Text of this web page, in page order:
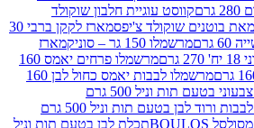
עוגיית חלבון שוקולד
שוקולד צ'יפס
מארז לקקן ברבי 30
150 גר – סוניק
מארז
מרשמלו פרחים יאמס 160
מרשמלו לבבות יאמס כחול לבן 160
ממתק מרשמלו פרחים צבעוני בטעם תות וניל 500 גרם
ממתק מרשמלו לבבות ורוד לבן בטעם תות וניל 500 גרם
ממתק מרשמלו מסולסל BOULOSתכלת לבן בטעם תות וניל